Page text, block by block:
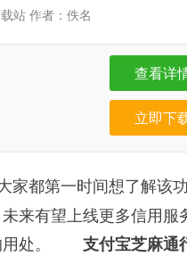
站 作者：佚名
查看详
立即下
家都第一时间想了解该
来有望上线更多信用服
用处。 支付宝芝麻通